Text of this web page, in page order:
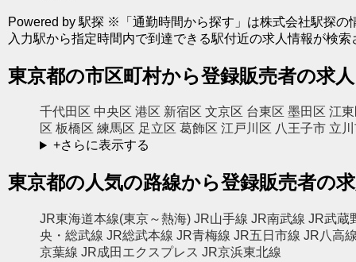
Powered by 駅探 ※「通勤時間から探す」は株式会社駅探の
入力駅から指定時間内で到達できる駅付近の求人情報が検索
東京都の市区町村から登録販売者の求
千代田区 中央区 港区 新宿区 文京区 台東区 墨田区 江
区 板橋区 練馬区 足立区 葛飾区 江戸川区 八王子市 立
+さらに表示する
東京都の人気の路線から登録販売者の
JR東海道本線(東京～熱海) JR山手線 JR南武線 JR武蔵
央・総武線 JR総武本線 JR青梅線 JR五日市線 JR八高
京葉線 JR成田エクスプレス JR京浜東北線